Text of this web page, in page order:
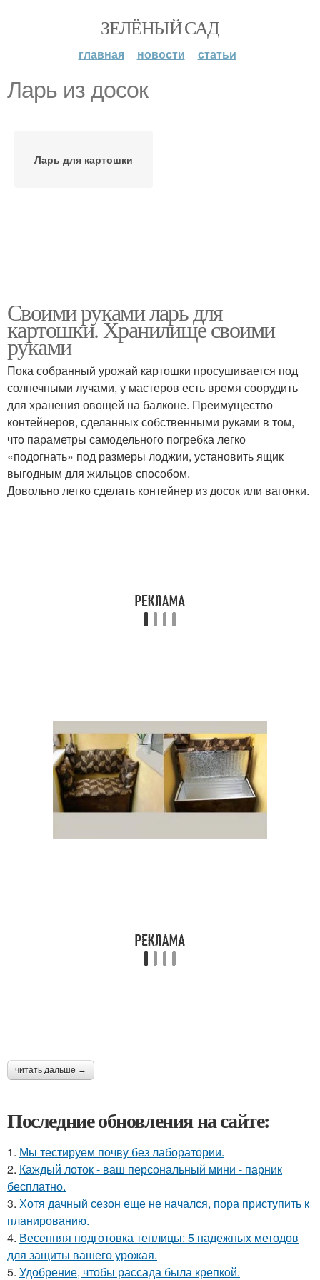
ЗЕЛЁНЫЙ САД
главная новости статьи
Ларь из досок
Ларь для картошки
Своими руками ларь для
картошки. Хранилище своими
руками
Пока собранный урожай картошки просушивается под
солнечными лучами, у мастеров есть время соорудить
для хранения овощей на балконе. Преимущество
контейнеров, сделанных собственными руками в том,
что параметры самодельного погребка легко
«подогнать» под размеры лоджии, установить ящик
выгодным для жильцов способом.
Довольно легко сделать контейнер из досок или вагонки.
читать дальше →
Последние обновления на сайте:
1. Мы тестируем почву без лаборатории.
2. Каждый лоток - ваш персональный мини - парник
бесплатно.
3. Хотя дачный сезон еще не начался, пора приступить к
планированию.
4. Весенняя подготовка теплицы: 5 надежных методов
для защиты вашего урожая.
5. Удобрение, чтобы рассада была крепкoй.